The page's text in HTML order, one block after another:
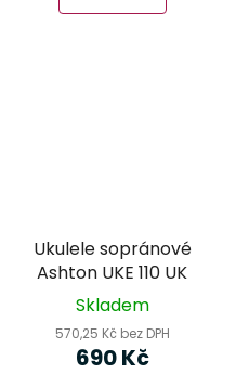
Ukulele sopránové
Ashton UKE 110 UK
Skladem
570,25 Kč bez DPH
690 Kč